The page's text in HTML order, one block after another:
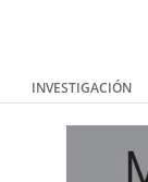
INVESTIGACIÓN